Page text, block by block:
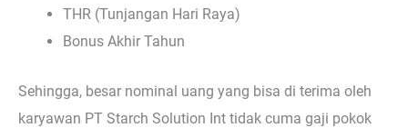
THR (Tunjangan Hari Raya)
Bonus Akhir Tahun
Sehingga, besar nominal uang yang bisa di terima oleh
karyawan PT Starch Solution Int tidak cuma gaji pokok